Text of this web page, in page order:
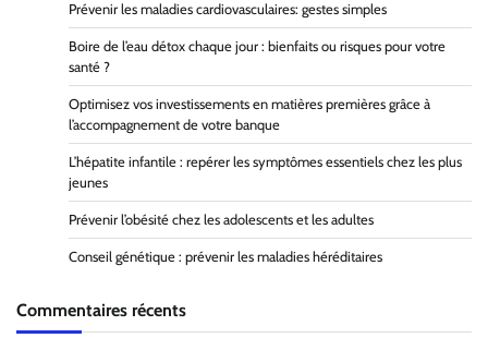
Prévenir les maladies cardiovasculaires: gestes simples
Boire de l’eau détox chaque jour : bienfaits ou risques pour votre
santé ?
Optimisez vos investissements en matières premières grâce à
l’accompagnement de votre banque
L’hépatite infantile : repérer les symptômes essentiels chez les plus
jeunes
Prévenir l’obésité chez les adolescents et les adultes
Conseil génétique : prévenir les maladies héréditaires
Commentaires récents